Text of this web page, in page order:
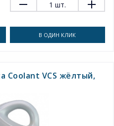
1 шт.
В ОДИН КЛИК
Coolant VCS жёлтый,